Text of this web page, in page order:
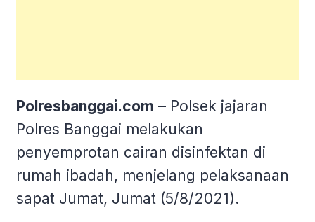
Polresbanggai.com – Polsek jajaran
Polres Banggai melakukan
penyemprotan cairan disinfektan di
rumah ibadah, menjelang pelaksanaan
sapat Jumat, Jumat (5/8/2021).